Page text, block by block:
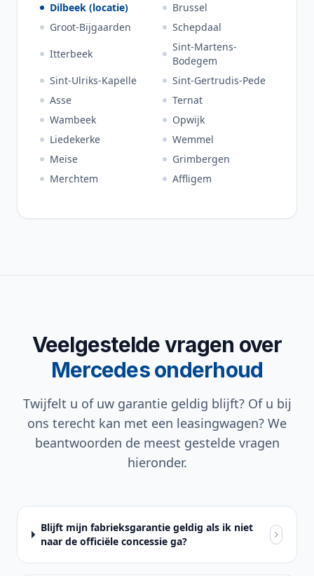
Dilbeek (locatie)
Brussel
Groot-Bijgaarden
Schepdaal
Itterbeek
Sint-Martens-
Bodegem
Sint-Ulriks-Kapelle
Sint-Gertrudis-Pede
Asse
Ternat
Wambeek
Opwijk
Liedekerke
Wemmel
Meise
Grimbergen
Merchtem
Affligem
Veelgestelde vragen over
Mercedes onderhoud
Twijfelt u of uw garantie geldig blijft? Of u bij
ons terecht kan met een leasingwagen? We
beantwoorden de meest gestelde vragen
hieronder.
Blijft mijn fabrieksgarantie geldig als ik niet
naar de officiële concessie ga?